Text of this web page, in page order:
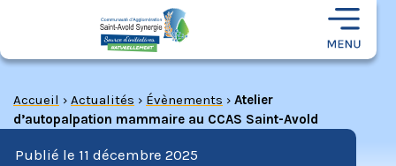
Accueil › Actualités › Évènements › Atelier
d’autopalpation mammaire au CCAS Saint-Avold
Publié le 11 décembre 2025